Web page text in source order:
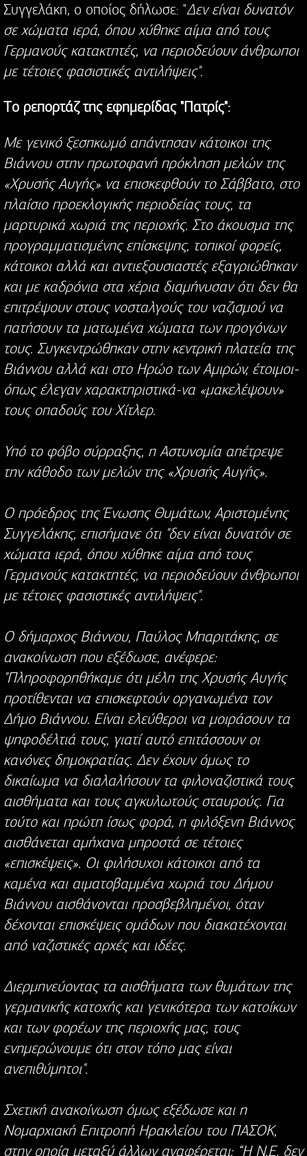
Συγγελάκη, ο οποίος δήλωσε: "Δεν είναι δυνατόν
σε χώματα ιερά, όπου χύθηκε αίμα από τους
Γερμανούς κατακτητές, να περιοδεύουν άνθρωποι
με τέτοιες φασιστικές αντιλήψεις".
Tο ρεπορτάζ της εφημερίδας "Πατρίς":
Με γενικό ξεσηκωμό απάντησαν κάτοικοι της
Βιάννου στην πρωτοφανή πρόκληση μελών της
«Χρυσής Αυγής» να επισκεφθούν το Σάββατο, στο
πλαίσιο προεκλογικής περιοδείας τους, τα
μαρτυρικά χωριά της περιοχής. Στο άκουσμα της
προγραμματισμένης επίσκεψης, τοπικοί φορείς,
κάτοικοι αλλά και αντιεξουσιαστές εξαγριώθηκαν
και με καδρόνια στα χέρια διαμήνυσαν ότι δεν θα
επιτρέψουν στους νοσταλγούς του ναζισμού να
πατήσουν τα ματωμένα χώματα των προγόνων
τους. Συγκεντρώθηκαν στην κεντρική πλατεία της
Βιάννου αλλά και στο Ηρώο των Αμιρών, έτοιμοι-
όπως έλεγαν χαρακτηριστικά-να «μακελέψουν»
τους οπαδούς του Χίτλερ.
Υπό το φόβο σύρραξης, η Αστυνομία απέτρεψε
την κάθοδο των μελών της «Χρυσής Αυγής».
Ο πρόεδρος της Ένωσης Θυμάτων, Αριστομένης
Συγγελάκης, επισήμανε ότι "δεν είναι δυνατόν σε
χώματα ιερά, όπου χύθηκε αίμα από τους
Γερμανούς κατακτητές, να περιοδεύουν άνθρωποι
με τέτοιες φασιστικές αντιλήψεις".
Ο δήμαρχος Βιάννου, Παύλος Μπαριτάκης, σε
ανακοίνωση που εξέδωσε, ανέφερε:
"Πληροφορηθήκαμε ότι μέλη της Χρυσής Αυγής
προτίθενται να επισκεφτούν οργανωμένα τον
Δήμο Βιάννου. Είναι ελεύθεροι να μοιράσουν τα
ψηφοδέλτιά τους, γιατί αυτό επιτάσσουν οι
κανόνες δημοκρατίας. Δεν έχουν όμως το
δικαίωμα να διαλαλήσουν τα φιλοναζιστικά τους
αισθήματα και τους αγκυλωτούς σταυρούς. Για
τούτο και πρώτη ίσως φορά, η φιλόξενη Βιάννος
αισθάνεται αμήχανα μπροστά σε τέτοιες
«επισκέψεις». Οι φιλήσυχοι κάτοικοι από τα
καμένα και αιματοβαμμένα χωριά του Δήμου
Βιάννου αισθάνονται προσβεβλημένοι, όταν
δέχονται επισκέψεις ομάδων που διακατέχονται
από ναζιστικές αρχές και ιδέες.
Διερμηνεύοντας τα αισθήματα των θυμάτων της
γερμανικής κατοχής και γενικότερα των κατοίκων
και των φορέων της περιοχής μας, τους
ενημερώνουμε ότι στον τόπο μας είναι
ανεπιθύμητοι".
Σχετική ανακοίνωση όμως εξέδωσε και η
Νομαρχιακή Επιτροπή Ηρακλείου του ΠΑΣΟΚ,
στην οποία μεταξύ άλλων αναφέρεται: “Η Ν.Ε. δεν